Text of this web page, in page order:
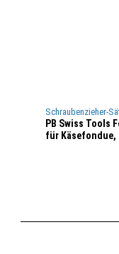
Schraubenzieher-
PB Swiss Tools
für Käsefondue,